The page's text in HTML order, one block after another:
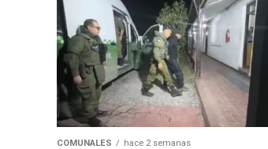
COMUNALES hace 2 semanas